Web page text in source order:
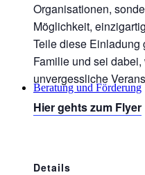
Beratung und Förderung
Organisationen,
Möglichkeit,
Teile diese Einladung
Familie und sei
unvergessliche
Hier gehts zum Flyer
Details